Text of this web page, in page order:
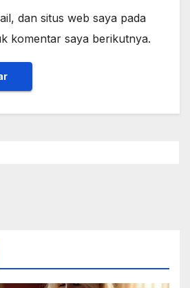
dan situs web saya pada
komentar saya berikutnya.